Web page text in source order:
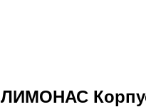
ЛИМОНАС